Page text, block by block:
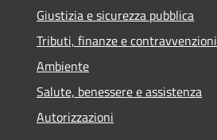
Giustizia e sicurezza pubblica
Tributi, finanze e contravvenzioni
Ambiente
Salute, benessere e assistenza
Autorizzazioni